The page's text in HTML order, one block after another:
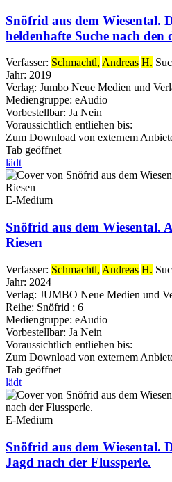
Snöfrid aus dem Wiesental.
heldenhafte Suche nach den
Verfasser: Schmachtl, Andreas H.
Jahr: 2019
Verlag: Jumbo Neue Medien und
Mediengruppe: eAudio
Vorbestellbar: Ja Nein
Voraussichtlich entliehen bis:
Zum Download von externem
Tab geöffnet
lädt
E-Medium
Snöfrid aus dem Wiesental.
Riesen
Verfasser: Schmachtl, Andreas H.
Jahr: 2024
Verlag: JUMBO Neue Medien und
Reihe: Snöfrid ; 6
Mediengruppe: eAudio
Vorbestellbar: Ja Nein
Voraussichtlich entliehen bis:
Zum Download von externem
Tab geöffnet
lädt
E-Medium
Snöfrid aus dem Wiesental.
Jagd nach der Flussperle.